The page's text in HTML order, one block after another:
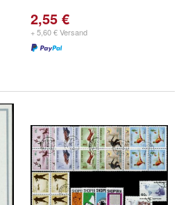
2,55 €
+ 5,60 € Versand